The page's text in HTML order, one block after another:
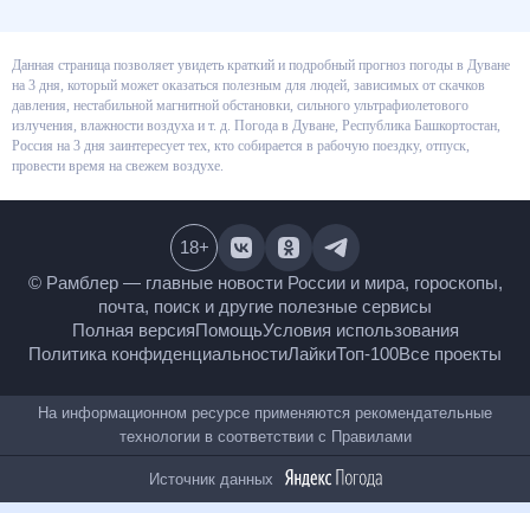
Данная страница позволяет увидеть краткий и подробный прогноз
погоды в Дуване на 3 дня, который может оказаться полезным для
людей, зависимых от скачков давления, нестабильной магнитной
обстановки, сильного ультрафиолетового излучения, влажности воздуха
и т. д. Погода в Дуване, Республика Башкортостан, Россия на 3 дня
заинтересует тех, кто собирается в рабочую поездку, отпуск, провести
© Рамблер — главные новости России и мира,
гороскопы, почта, поиск и другие полезные сервисы
Полная версияПомощьУсловия использования
Все проекты
18+
На информационном ресурсе применяются
рекомендательные технологии в соответствии с